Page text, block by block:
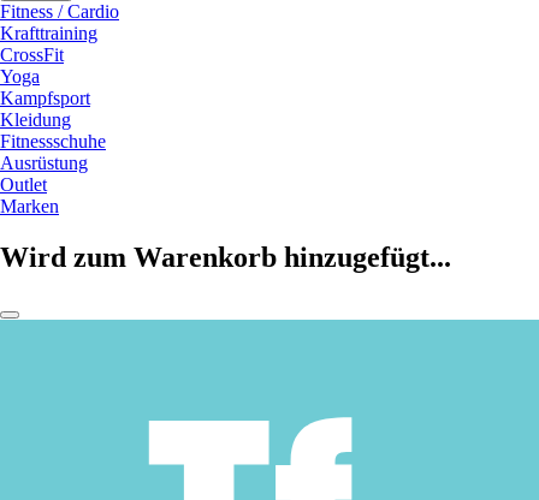
Fitness / Cardio
Krafttraining
CrossFit
Yoga
Kampfsport
Kleidung
Fitnessschuhe
Ausrüstung
Outlet
Marken
Wird zum Warenkorb hinzugefügt...